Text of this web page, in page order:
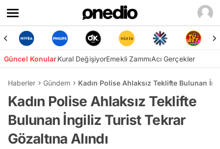
Güncel KonularKural DeğişiyorEmekli ZammıAcı Gerçekler
Haberler Gündem Kadın Polise Ahlaksız Teklifte Bulunan
Kadın Polise Ahlaksız Teklifte
Bulunan İngiliz Turist Tekrar
Gözaltına Alındı